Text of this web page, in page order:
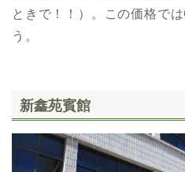
ときで！！）。この価格で
う。
新鑫苑賓館